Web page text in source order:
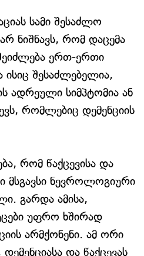
სამი შესაძლო
არ ნიშნავს, რომ დაცემა
ერთ-ერთი
შესაძლებელია,
ადრეული სიმპტომია ან
რომლებიც დემენციის
რომ წაქცევისა და
მსგავსი ნევროლოგიური
გარდა ამისა,
უფრო ხშირად
არმქონენი. ამ ორი
და წაქცევას